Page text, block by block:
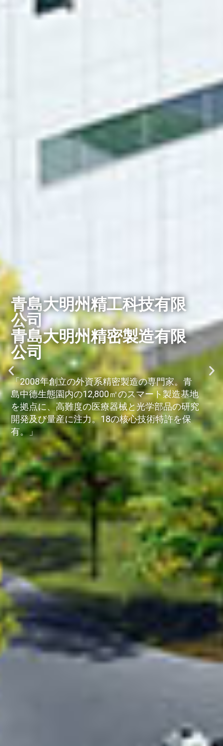
青島大明州精工科技有限
公司
青島大明州精密製造有限
公司
「2008年創立の外資系精密製造の専門家。青
島中德生態園内の12,800㎡のスマート製造基地
を拠点に、高難度の医療器械と光学部品の研究
開発及び量産に注力。18の核心技術特許を保
有。」